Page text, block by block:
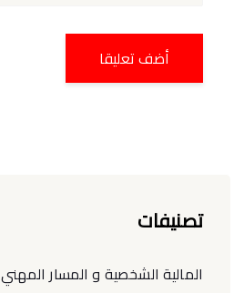
تصنيفات
المالية الشخصية و المسار المهني